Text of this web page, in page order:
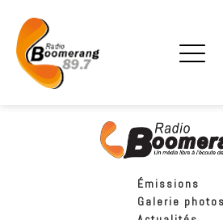
Émissions
Galerie photos